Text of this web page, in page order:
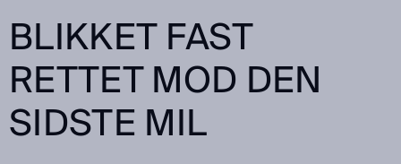
BLIKKET FAST
RETTET MOD DEN
SIDSTE MIL